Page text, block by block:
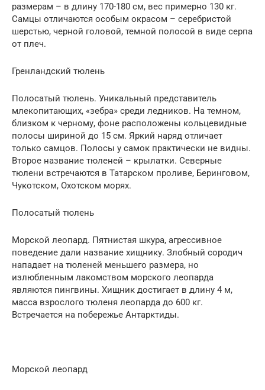
размерам – в длину 170-180 см, вес примерно 130 кг.
Самцы отличаются особым окрасом – серебристой
шерстью, черной головой, темной полосой в виде серпа
от плеч.
Гренландский тюлень
Полосатый тюлень. Уникальный представитель
млекопитающих, «зебра» среди ледников. На темном,
близком к черному, фоне расположены кольцевидные
полосы шириной до 15 см. Яркий наряд отличает
только самцов. Полосы у самок практически не видны.
Второе название тюленей – крылатки. Северные
тюлени встречаются в Татарском проливе, Беринговом,
Чукотском, Охотском морях.
Полосатый тюлень
Морской леопард. Пятнистая шкура, агрессивное
поведение дали название хищнику. Злобный сородич
нападает на тюленей меньшего размера, но
излюбленным лакомством морского леопарда
являются пингвины. Хищник достигает в длину 4 м,
масса взрослого тюленя леопарда до 600 кг.
Встречается на побережье Антарктиды.
Морской леопард